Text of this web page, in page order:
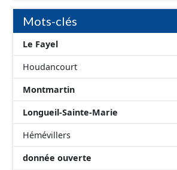
Mots-clés
Le Fayel
Houdancourt
Montmartin
Longueil-Sainte-Marie
Hémévillers
donnée ouverte